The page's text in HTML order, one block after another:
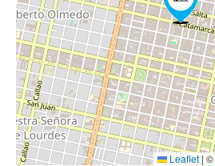
Leaflet|©